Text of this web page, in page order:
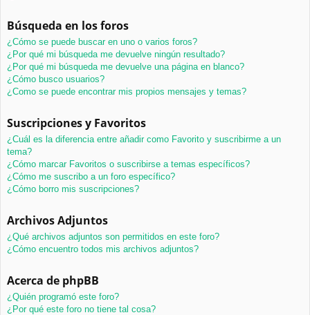
Búsqueda en los foros
¿Cómo se puede buscar en uno o varios foros?
¿Por qué mi búsqueda me devuelve ningún resultado?
¿Por qué mi búsqueda me devuelve una página en blanco?
¿Cómo busco usuarios?
¿Como se puede encontrar mis propios mensajes y temas?
Suscripciones y Favoritos
¿Cuál es la diferencia entre añadir como Favorito y suscribirme a un
tema?
¿Cómo marcar Favoritos o suscribirse a temas específicos?
¿Cómo me suscribo a un foro específico?
¿Cómo borro mis suscripciones?
Archivos Adjuntos
¿Qué archivos adjuntos son permitidos en este foro?
¿Cómo encuentro todos mis archivos adjuntos?
Acerca de phpBB
¿Quién programó este foro?
¿Por qué este foro no tiene tal cosa?